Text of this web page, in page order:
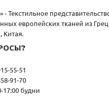
Текстильное
европейских тканей из
Китая.
55-51
91-70
будни